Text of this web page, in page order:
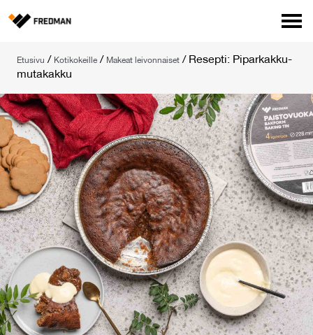
Tehtaanmyymälä
Verkkokauppa ammattilaisille
Hae
English Suomi
Etusivu / Kotikokeille / Makeat leivonnaiset / Resepti: Piparkakku-
mutakakku